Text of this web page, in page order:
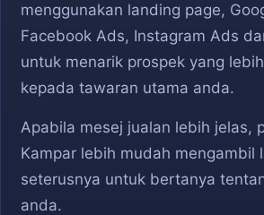
menggunakan landing page,
Facebook Ads, Instagram Ads
untuk menarik prospek yang
kepada tawaran utama anda.
Apabila mesej jualan lebih jelas,
Kampar lebih mudah mengambil
seterusnya untuk bertanya
anda.